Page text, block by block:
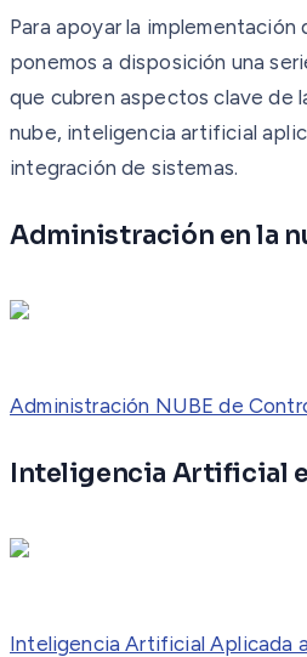
Para apoyar la
ponemos a disposición una
que cubren aspectos clave de
nube, inteligencia artificial
integración de sistemas.
Administración en la
Administración NUBE de
Inteligencia Artificial
Inteligencia Artificial Aplicada